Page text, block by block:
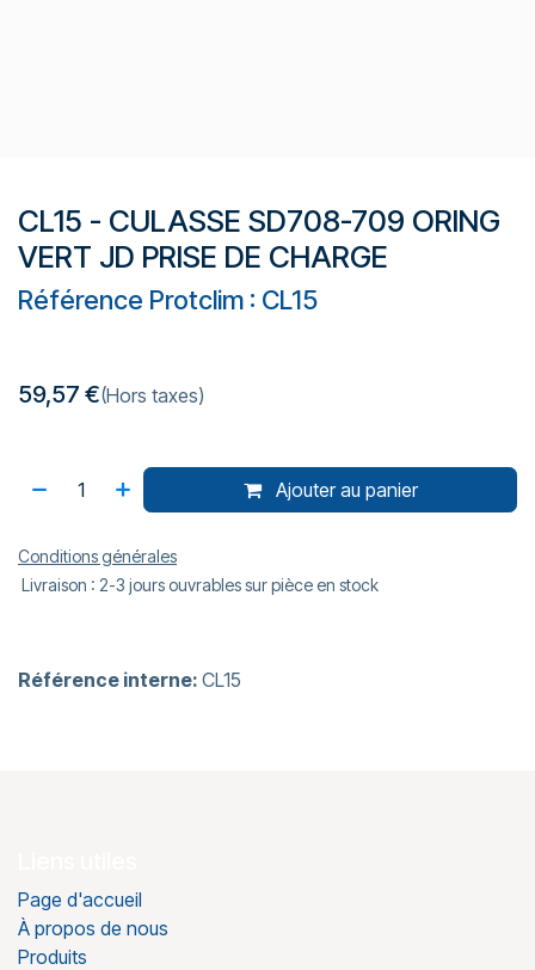
CL15 - CULASSE SD708-709 ORING
VERT JD PRISE DE CHARGE
Référence Protclim : CL15
59,57 €(Hors taxes)
Ajouter au panier
Conditions générales
Livraison : 2-3 jours ouvrables sur pièce en stock
Référence interne: CL15
Page d'accueil
À propos de nous
Produits